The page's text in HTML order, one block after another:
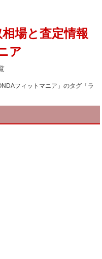
場と査定情報
ア
フィットマニア」のタグ「ラ